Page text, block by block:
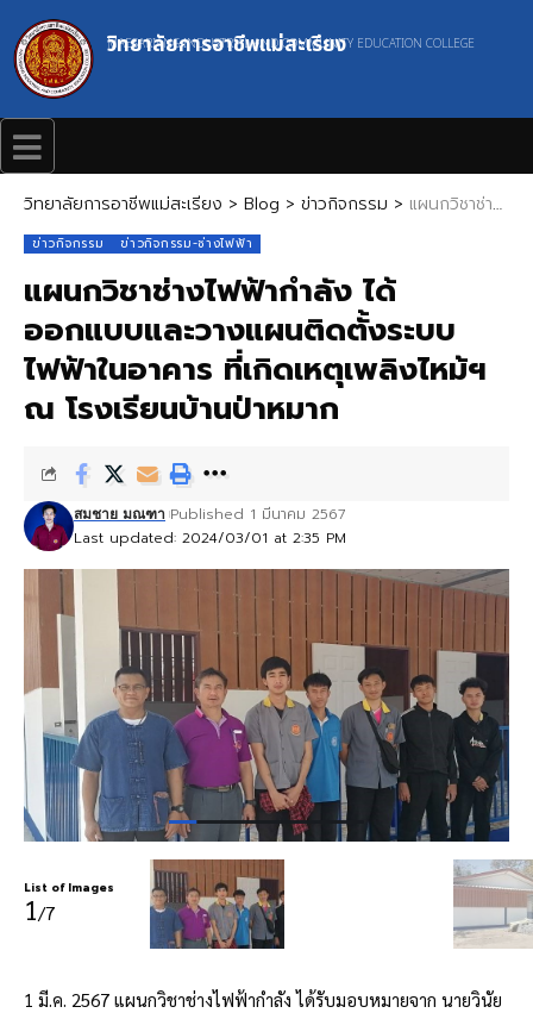
วิทยาลัยการอาชีพแม่สะเรียง
MAESARIANG INDUSTRIAL AND COMMUNITY EDUCATION COLLEGE
วิทยาลัยการอาชีพแม่สะเรียง > Blog > ข่าวกิจกรรม > แผนกวิชาช่างไฟฟ้ากำลัง ได้ออกแบบและวางแผนติดตั้งระบบไฟฟ้าในอาคาร ที่เกิดเหตุเพลิงไหม้ฯ ณ โรงเรียนบ้านป่าหมาก
ข่าวกิจกรรม ข่าวกิจกรรม-ช่างไฟฟ้า
แผนกวิชาช่างไฟฟ้ากำลัง ได้
ออกแบบและวางแผนติดตั้งระบบ
ไฟฟ้าในอาคาร ที่เกิดเหตุเพลิงไหม้ฯ
ณ โรงเรียนบ้านป่าหมาก
Last updated: 2024/03/01 at 2:35 PM
สมชาย มณฑา Published 1 มีนาคม 2567
List of Images
1/7
1 มี.ค. 2567 แผนกวิชาช่างไฟฟ้ากำลัง ได้รับมอบหมายจาก นายวินัย